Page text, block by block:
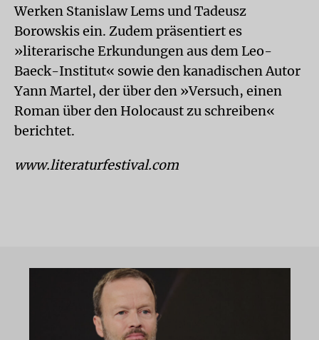
Werken Stanislaw Lems und Tadeusz
Borowskis ein. Zudem präsentiert es
»literarische Erkundungen aus dem Leo-
Baeck-Institut« sowie den kanadischen Autor
Yann Martel, der über den »Versuch, einen
Roman über den Holocaust zu schreiben«
berichtet.
www.literaturfestival.com